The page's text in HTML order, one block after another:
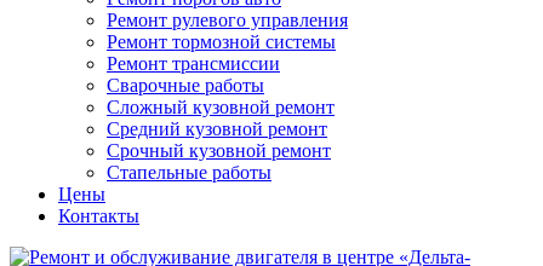
Ремонт рулевого управления
Ремонт тормозной системы
Ремонт трансмиссии
Сварочные работы
Сложный кузовной ремонт
Средний кузовной ремонт
Срочный кузовной ремонт
Стапельные работы
Цены
Контакты